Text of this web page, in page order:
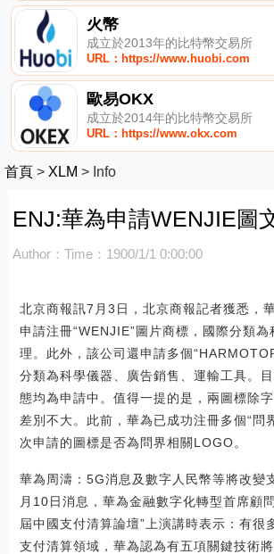
火幣
成立於2013年的比特幣交易所
URL：https://www.huobi.com
歐易OKX
成立於2014年的比特幣交易所
URL：https://www.okx.com
首頁 > XLM > Info
ENJ:華為申請WENJIE圖
Author： Time：1900/1/1 0:00:00
北京商報訊7月3日，北京商報記者獲悉，
申請注冊“WENJIE”圖片商標，國際分類
理。此外，該公司還申請多個
分類為科學儀器、廣告銷售、運輸工具。
態均為申請中。值得一提的是，兩圖標除
差別不大。此前，華為已成功注冊多個“問
次申請的圖標是否為問界相關LOGO。
華為周濤：5G消息及數字人民幣等將改變
月10日消息，華為金融數字化轉型首席顧
屆中國支付清算論壇”上演講時表示：有很
支付清算領域，華為認為有五項關鍵技術